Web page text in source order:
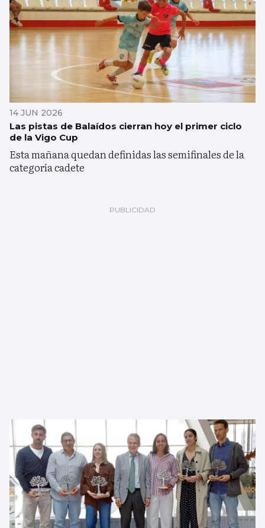
14 JUN 2026
Las pistas de Balaídos cierran hoy el primer ciclo
de la Vigo Cup
Esta mañana quedan definidas las semifinales de la
categoría cadete